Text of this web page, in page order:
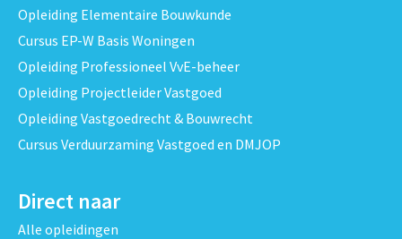
Opleiding Elementaire Bouwkunde
Cursus EP-W Basis Woningen
Opleiding Professioneel VvE-beheer
Opleiding Projectleider Vastgoed
Opleiding Vastgoedrecht & Bouwrecht
Cursus Verduurzaming Vastgoed en DMJOP
Direct naar
Alle opleidingen